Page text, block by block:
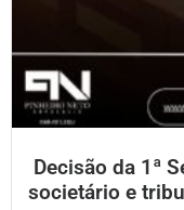
Decisão da 1ª
societário e